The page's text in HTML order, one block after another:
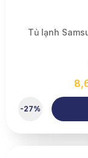
Tủ lạnh
-27%